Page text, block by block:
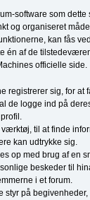
software som
og organiseret
kan fås
én af de
officielle side.
registrerer sig, for at
de logge ind på
til at finde
kan udtrykke sig.
op med brug af en
beskeder til
i et forum.
styr på